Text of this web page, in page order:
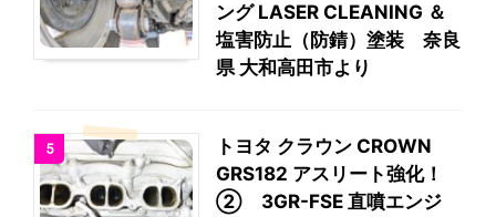
ング LASER CLEANING ＆
塩害防止（防錆）塗装 奈良
県 大和高田市より
5
トヨタ クラウン CROWN
GRS182 アスリート強化！
② 3GR-FSE 直噴エンジ